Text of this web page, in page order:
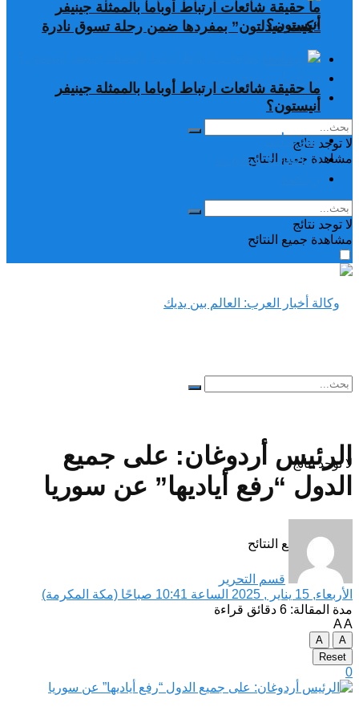
ما حقيقة شائعات ارتباط أوباما بالممثلة جينيفر
أنيستون؟
تغريدات
دراسات وبحوث
رياضة
لا توجد نتائج
مشاهدة جميع النتائح
“كيت ميدلتون” بمفردها ضمن رحلة تسوق نادرة
ما حقيقة شائعات ارتباط أوباما بالممثلة جينيفر
أنيستون؟
تغريدات
دراسات وبحوث
لا توجد نتائج
مشاهدة جميع النتائح
لا توجد نتائج
مشاهدة جميع النتائح
الرئيس أردوغان: على جميع
الدول “رفع أياديها” عن سوريا
قسم التحرير
الأربعاء, 15 يناير , 2025 الساعة 10:41 صباحًا (مكة المكرمة)
مدة المقالة: 6 دقائق قراءة
AA
A
A
Reset
0